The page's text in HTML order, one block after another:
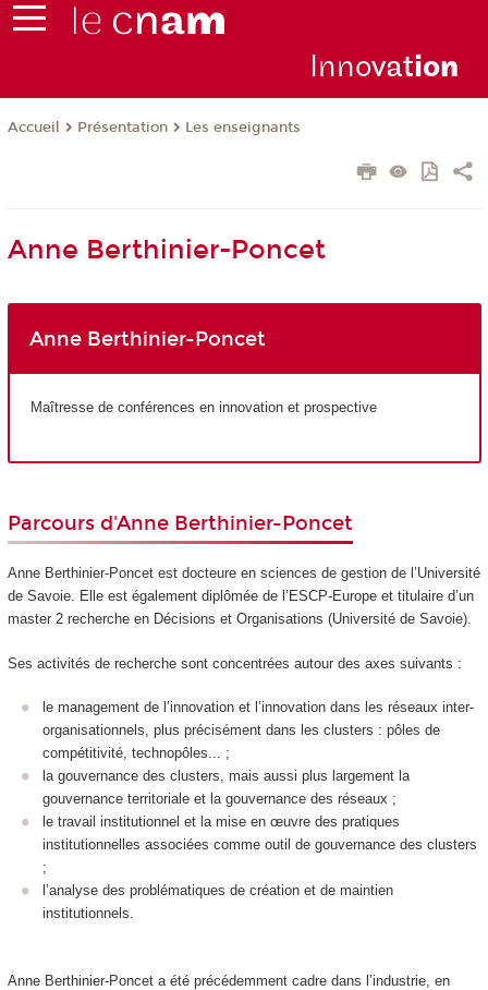
Innovation
Accueil Présentation Les enseignants
Anne Berthinier-Poncet
Anne Berthinier-Poncet
Maîtresse de conférences en innovation et prospective
Parcours d'Anne Berthinier-Poncet
Anne Berthinier-Poncet est docteure en sciences de gestion de l’Université
de Savoie. Elle est également diplômée de l’ESCP-Europe et titulaire d’un
master 2 recherche en Décisions et Organisations (Université de Savoie).
Ses activités de recherche sont concentrées autour des axes suivants :
le management de l’innovation et l’innovation dans les réseaux inter-
organisationnels, plus précisément dans les clusters : pôles de
compétitivité, technopôles... ;
la gouvernance des clusters, mais aussi plus largement la
gouvernance territoriale et la gouvernance des réseaux ;
le travail institutionnel et la mise en œuvre des pratiques
institutionnelles associées comme outil de gouvernance des clusters
;
l’analyse des problématiques de création et de maintien
institutionnels.
Anne Berthinier-Poncet a été précédemment cadre dans l’industrie, en